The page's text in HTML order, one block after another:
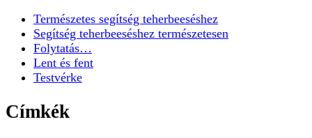
Természetes segítség teherbeeséshez
Segítség teherbeeséshez természetesen
Folytatás…
Lent és fent
Testvérke
Címkék